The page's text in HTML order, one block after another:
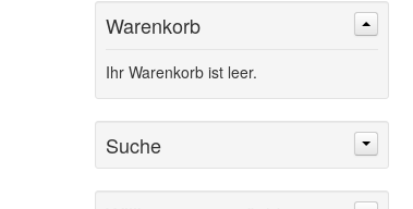
Warenkorb
Ihr Warenkorb ist leer.
Suche